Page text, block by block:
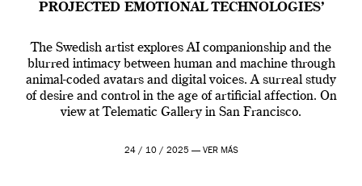
PROJECTED EMOTIONAL TECHNOLOGIES’
The Swedish artist explores AI companionship and the
blurred intimacy between human and machine through
animal-coded avatars and digital voices. A surreal study
of desire and control in the age of artificial affection. On
view at Telematic Gallery in San Francisco.
24 / 10 / 2025 — VER MÁS